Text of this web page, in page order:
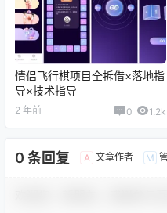
情侣飞行棋项目全拆借×落地指
导×技术指导
2 年前 0 1.2k
0 条回复 A 文章作者 M